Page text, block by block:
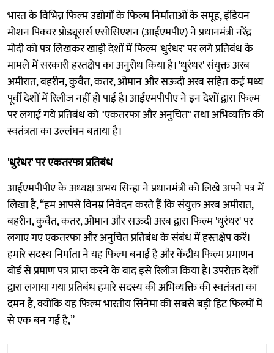
भारत के विभिन्न फिल्म उद्योगों के फिल्म निर्माताओं के समूह, इंडियन
मोशन पिक्चर प्रोड्यूसर्स एसोसिएशन (आईएमपीए) ने प्रधानमंत्री नरेंद्र
मोदी को पत्र लिखकर खाड़ी देशों में फिल्म 'धुरंधर' पर लगे प्रतिबंध के
मामले में सरकारी हस्तक्षेप का अनुरोध किया है। 'धुरंधर' संयुक्त अरब
अमीरात, बहरीन, कुवैत, कतर, ओमान और सऊदी अरब सहित कई मध्य
पूर्वी देशों में रिलीज नहीं हो पाई है। आईएमपीपीए ने इन देशों द्वारा फिल्म
पर लगाई गये प्रतिबंध को "एकतरफा और अनुचित" तथा अभिव्यक्ति की
स्वतंत्रता का उल्लंघन बताया है।
'धुरंधर' पर एकतरफा प्रतिबंध
आईएमपीपीए के अध्यक्ष अभय सिन्हा ने प्रधानमंत्री को लिखे अपने पत्र में
लिखा है, “हम आपसे विनम्र निवेदन करते हैं कि संयुक्त अरब अमीरात,
बहरीन, कुवैत, कतर, ओमान और सऊदी अरब द्वारा फिल्म 'धुरंधर' पर
लगाए गए एकतरफा और अनुचित प्रतिबंध के संबंध में हस्तक्षेप करें।
हमारे सदस्य निर्माता ने यह फिल्म बनाई है और केंद्रीय फिल्म प्रमाणन
बोर्ड से प्रमाण पत्र प्राप्त करने के बाद इसे रिलीज किया है। उपरोक्त देशों
द्वारा लगाया गया प्रतिबंध हमारे सदस्य की अभिव्यक्ति की स्वतंत्रता का
दमन है, क्योंकि यह फिल्म भारतीय सिनेमा की सबसे बड़ी हिट फिल्मों में
से एक बन गई है,”